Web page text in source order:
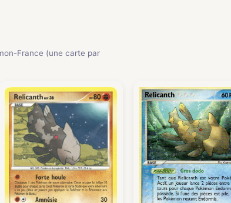
France (une carte par